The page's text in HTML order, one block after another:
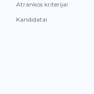
Atrankos kriterijai
Kandidatai